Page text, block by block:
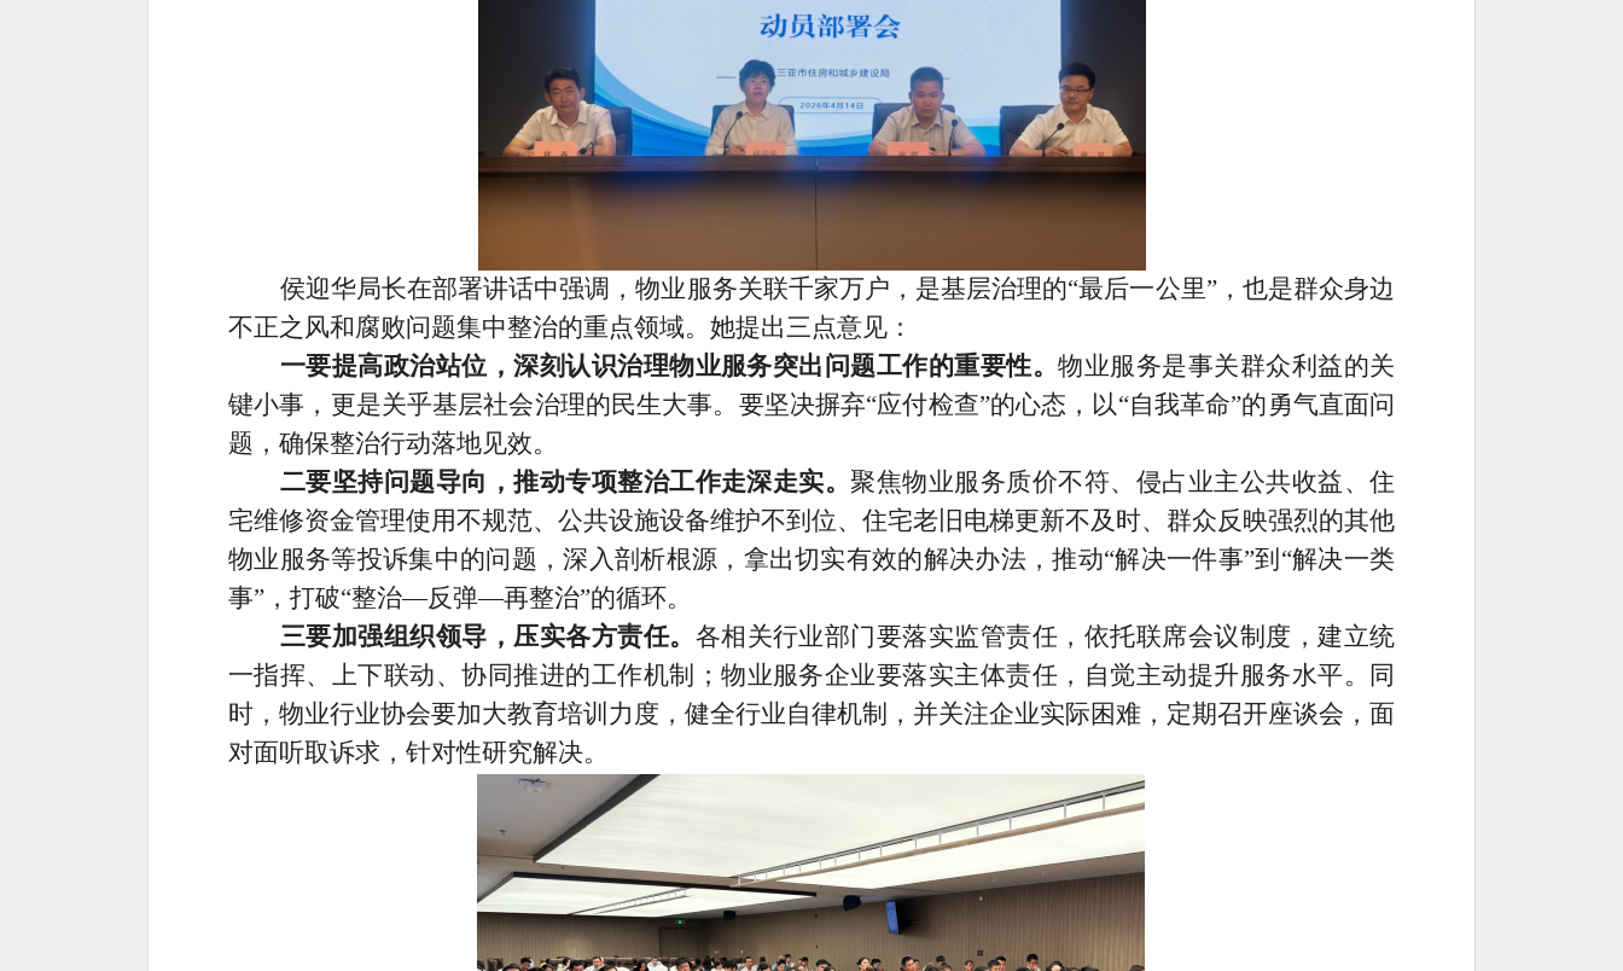
侯迎华局长在部署讲话中强调，物业服务关联千家万户，是基层治理的“最后一公里”，也是群众身边
不正之风和腐败问题集中整治的重点领域。她提出三点意见：
一要提高政治站位，深刻认识治理物业服务突出问题工作的重要性。物业服务是事关群众利益的关
键小事，更是关乎基层社会治理的民生大事。要坚决摒弃“应付检查”的心态，以“自我革命”的勇气直面问
题，确保整治行动落地见效。
二要坚持问题导向，推动专项整治工作走深走实。 聚焦物业服务质价不符、侵占业主公共收益、住
宅维修资金管理使用不规范、公共设施设备维护不到位、住宅老旧电梯更新不及时、群众反映强烈的其他
物业服务等投诉集中的问题，深入剖析根源，拿出切实有效的解决办法，推动“解决一件事”到 “解决一类
事” ，打破“整治—反弹—再整治”的循环。
三要加强组织领导，压实各方责任。 各相关行业部门要落实监管责任，依托联席会议制度，建立统
一指挥、上下联动、协同推进的工作机制；物业服务企业要落实主体责任，自觉主动提升服务水平。同
时，物业行业协会要加大教育培训力度，健全行业自律机制，并关注企业实际困难，定期召开座谈会，面
对面听取诉求，针对性研究解决。